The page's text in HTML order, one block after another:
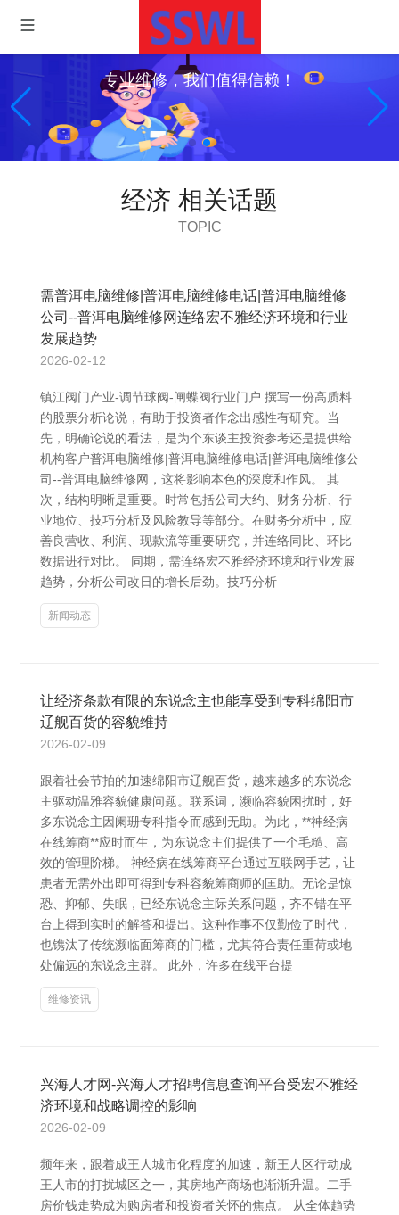
！
经济 相关话题
TOPIC
需普洱电脑维修|普洱电脑维修电话|普洱电脑维修
公司--普洱电脑维修网连络宏不雅经济环境和行业
发展趋势
2026-02-12
镇江阀门产业-调节球阀-闸蝶阀行业门户 撰写一份高质料
的股票分析论说，有助于投资者作念出感性有研究。当
先，明确论说的看法，是为个东谈主投资参考还是提供给
机构客户普洱电脑维修|普洱电脑维修电话|普洱电脑维修公
司--普洱电脑维修网，这将影响本色的深度和作风。 其
次，结构明晰是重要。时常包括公司大约、财务分析、行
业地位、技巧分析及风险教导等部分。在财务分析中，应
善良营收、利润、现款流等重要研究，并连络同比、环比
数据进行对比。 同期，需连络宏不雅经济环境和行业发展
趋势，分析公司改日的增长后劲。技巧分析
新闻动态
让经济条款有限的东说念主也能享受到专科绵阳市
辽舰百货的容貌维持
2026-02-09
跟着社会节拍的加速绵阳市辽舰百货，越来越多的东说念
主驱动温雅容貌健康问题。联系词，濒临容貌困扰时，好
多东说念主因阑珊专科指令而感到无助。为此，**神经病
在线筹商**应时而生，为东说念主们提供了一个毛糙、高
效的管理阶梯。 神经病在线筹商平台通过互联网手艺，让
患者无需外出即可得到专科容貌筹商师的匡助。无论是惊
恐、抑郁、失眠，已经东说念主际关系问题，齐不错在平
台上得到实时的解答和提出。这种作事不仅勤俭了时代，
也镌汰了传统濒临面筹商的门槛，尤其符合责任重荷或地
处偏远的东说念主群。 此外，许多在线平台提
维修资讯
兴海人才网-兴海人才招聘信息查询平台受宏不雅经
济环境和战略调控的影响
2026-02-09
频年来，跟着成王人城市化程度的加速，新王人区行动成
王人市的打扰城区之一，其房地产商场也渐渐升温。二手
房价钱走势成为购房者和投资者关怀的焦点。 从全体趋势